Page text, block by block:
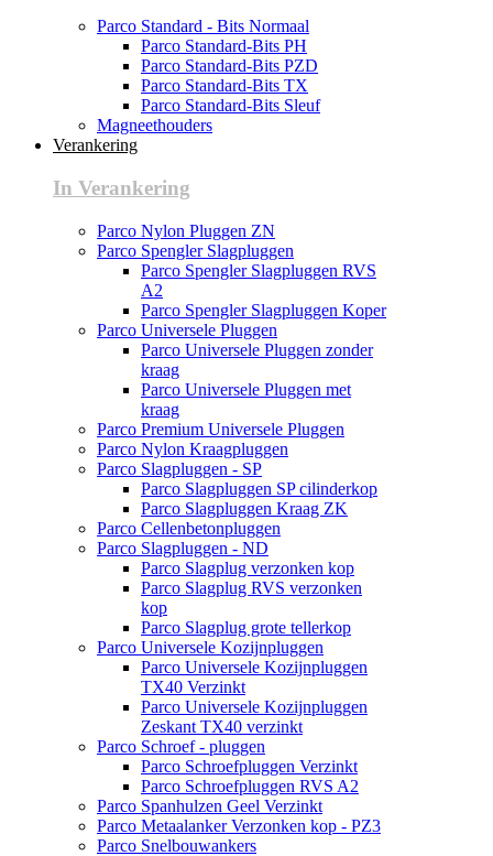
Parco Standard - Bits Normaal
Parco Standard-Bits PH
Parco Standard-Bits PZD
Parco Standard-Bits TX
Parco Standard-Bits Sleuf
Magneethouders
Verankering
In Verankering
Parco Nylon Pluggen ZN
Parco Spengler Slagpluggen
Parco Spengler Slagpluggen RVS
A2
Parco Spengler Slagpluggen Koper
Parco Universele Pluggen
Parco Universele Pluggen zonder
kraag
Parco Universele Pluggen met
kraag
Parco Premium Universele Pluggen
Parco Nylon Kraagpluggen
Parco Slagpluggen - SP
Parco Slagpluggen SP cilinderkop
Parco Slagpluggen Kraag ZK
Parco Cellenbetonpluggen
Parco Slagpluggen - ND
Parco Slagplug verzonken kop
Parco Slagplug RVS verzonken
kop
Parco Slagplug grote tellerkop
Parco Universele Kozijnpluggen
Parco Universele Kozijnpluggen
TX40 Verzinkt
Parco Universele Kozijnpluggen
Zeskant TX40 verzinkt
Parco Schroef - pluggen
Parco Schroefpluggen Verzinkt
Parco Schroefpluggen RVS A2
Parco Spanhulzen Geel Verzinkt
Parco Metaalanker Verzonken kop - PZ3
Parco Snelbouwankers